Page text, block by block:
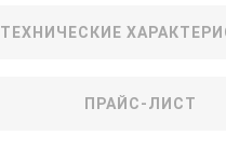
ТЕХНИЧЕСКИЕ
ПРАЙС-ЛИСТ